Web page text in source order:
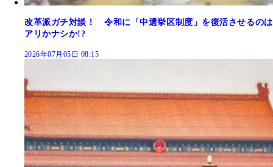
改革派ガチ対談！ 令和に「中選挙区制度」を復活させるのは
アリかナシか!?
2026年07月05日 08:15